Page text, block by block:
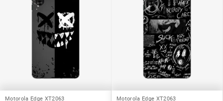
Motorola Edge XT2063 Motorola Edge XT2063